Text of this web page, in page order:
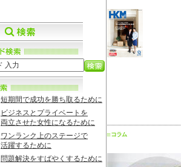
短期間で成功を勝ち取るために
ビジネスとプライベートを
両立させた女性になるために
ワンランク上のステージで
活躍するために
問題解決をすばやくするために